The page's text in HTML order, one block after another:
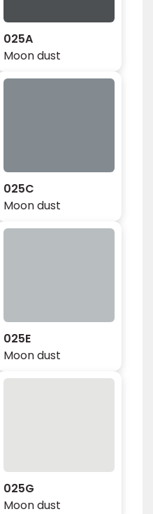
025A
Moon dust
025C
Moon dust
025E
Moon dust
025G
Moon dust